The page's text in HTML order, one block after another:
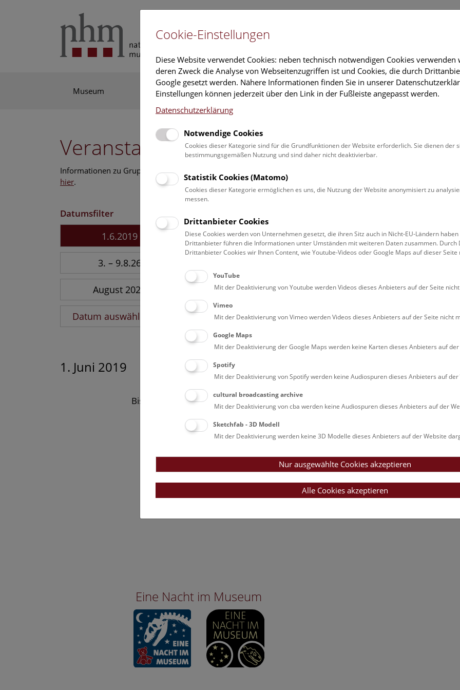
Museum Ausstellung Forschung Führungen & Aktivitäten Deck 50
Veranstaltungskalender
Informationen zu Gruppen,- Kindergarten- und Schulprogrammen finden Sie
hier.
Datumsfilter
1.6.2019
3. – 9.8.26
August 2026
Datum auswählen
Erwachsene (0)
Familien (0)
Führungen &
Kulinarik &
1. Juni 2019
Bisher keine Ergebnisse. Dienstags ist das NHM Wien in der Regel geschlossen.
Eine Nacht im Museum
Cookie-Einstellungen
Diese Website verwendet Cookies: neben technisch notwendigen Cookies verwenden
deren Zweck die Analyse von Webseitenzugriffen ist und Cookies, die durch
Google gesetzt werden. Nähere Informationen finden Sie in unserer
Einstellungen können jederzeit über den Link in der Fußleiste angepasst werden.
Datenschutzerklärung
Notwendige Cookies
Cookies dieser Kategorie sind für die Grundfunktionen der Website erforderlich. Sie dienen der
bestimmungsgemäßen Nutzung und sind daher nicht deaktivierbar.
Statistik Cookies (Matomo)
Cookies dieser Kategorie ermöglichen es uns, die Nutzung der Website anonymisiert zu
messen.
Drittanbieter Cookies
Diese Cookies werden von Unternehmen gesetzt, die ihren Sitz auch in Nicht-EU-Ländern haben
Drittanbieter führen die Informationen unter Umständen mit weiteren Daten zusammen. Durch
Drittanbieter Cookies wir Ihnen Content, wie Youtube-Videos oder Google Maps auf dieser
YouTube
Mit der Deaktivierung von Youtube werden Videos dieses Anbieters auf der Seite
Vimeo
Mit der Deaktivierung von Vimeo werden Videos dieses Anbieters auf der Seite nicht
Google Maps
Mit der Deaktivierung der Google Maps werden keine Karten dieses Anbieters auf
Spotify
Mit der Deaktivierung von Spotify werden keine Audiospuren dieses Anbieters auf
cultural broadcasting archive
Mit der Deaktivierung von cba werden keine Audiospuren dieses Anbieters auf der
Sketchfab - 3D Modell
Mit der Deaktivierung werden keine 3D Modelle dieses Anbieters auf der Website
Nur ausgewählte Cookies akzeptieren
Alle Cookies akzeptieren